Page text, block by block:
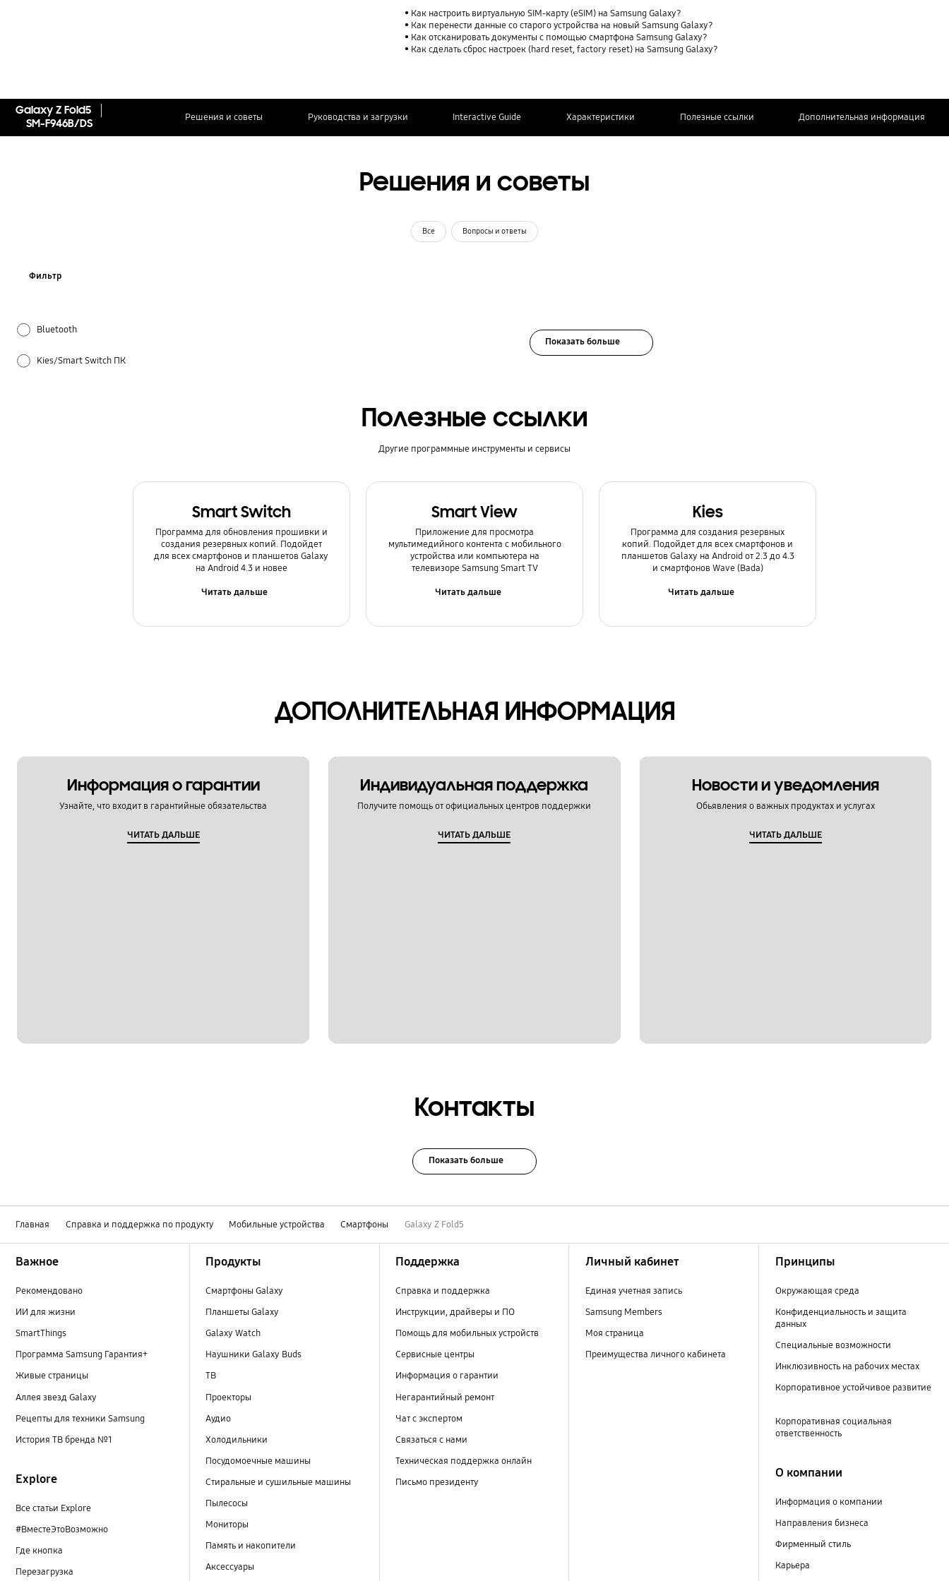
Как настроить виртуальную SIM-карту (eSIM) на Samsung Galaxy?
Как перенести данные со старого устройства на новый Samsung Galaxy?
Как отсканировать документы с помощью смартфона Samsung Galaxy?
Как сделать сброс настроек (hard reset, factory reset) на Samsung Galaxy?
Galaxy Z Fold5
SM-F946B/DS
Решения и советы Руководства и загрузки Interactive Guide Характеристики Полезные ссылки Дополнительная информация
Решения и советы
Все Вопросы и ответы
Фильтр
Bluetooth
Kies/Smart Switch ПК
Питание / Зарядка
Показать больше
Полезные ссылки
Другие программные инструменты и сервисы
Smart Switch
Программа для обновления прошивки и
создания резервных копий. Подойдет
для всех смартфонов и планшетов Galaxy
на Android 4.3 и новее
Читать дальше
Smart View
Приложение для просмотра
мультимедийного контента с мобильного
устройства или компьютера на
телевизоре Samsung Smart TV
Читать дальше
Kies
Программа для создания резервных
копий. Подойдет для всех смартфонов и
планшетов Galaxy на Android от 2.3 до 4.3
и смартфонов Wave (Bada)
Читать дальше
ДОПОЛНИТЕЛЬНАЯ ИНФОРМАЦИЯ
Информация о гарантии
Узнайте, что входит в гарантийные обязательства
ЧИТАТЬ ДАЛЬШЕ
Индивидуальная поддержка
Получите помощь от официальных центров поддержки
ЧИТАТЬ ДАЛЬШЕ
Новости и уведомления
Обьявления о важных продуктах и услугах
ЧИТАТЬ ДАЛЬШЕ
Контакты
Показать больше
Главная Справка и поддержка по продукту Мобильные устройства Смартфоны Galaxy Z Fold5
Важное
Рекомендовано
ИИ для жизни
SmartThings
Программа Samsung Гарантия+
Живые страницы
Аллея звезд Galaxy
Рецепты для техники Samsung
История ТВ бренда №1
Explore
Все статьи Explore
#ВместеЭтоВозможно
Где кнопка
Перезагрузка
Продукты
Смартфоны Galaxy
Планшеты Galaxy
Galaxy Watch
Наушники Galaxy Buds
ТВ
Проекторы
Аудио
Холодильники
Посудомоечные машины
Стиральные и сушильные машины
Пылесосы
Мониторы
Память и накопители
Аксессуары
Поддержка
Справка и поддержка
Инструкции, драйверы и ПО
Помощь для мобильных устройств
Сервисные центры
Информация о гарантии
Негарантийный ремонт
Чат с экспертом
Связаться с нами
Техническая поддержка онлайн
Письмо президенту
Личный кабинет
Единая учетная запись
Samsung Members
Моя страница
Преимущества личного кабинета
Принципы
Окружающая среда
Конфиденциальность и защита
данных
Специальные возможности
Инклюзивность на рабочих местах
Корпоративное устойчивое развитие
Корпоративная социальная
ответственность
О компании
Информация о компании
Направления бизнеса
Фирменный стиль
Карьера